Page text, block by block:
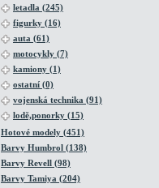
letadla (245)
figurky (16)
auta (61)
motocykly (7)
kamiony (1)
ostatní (0)
vojenská technika (91)
lodě,ponorky (15)
Hotové modely (451)
Barvy Humbrol (138)
Barvy Revell (98)
Barvy Tamiya (204)